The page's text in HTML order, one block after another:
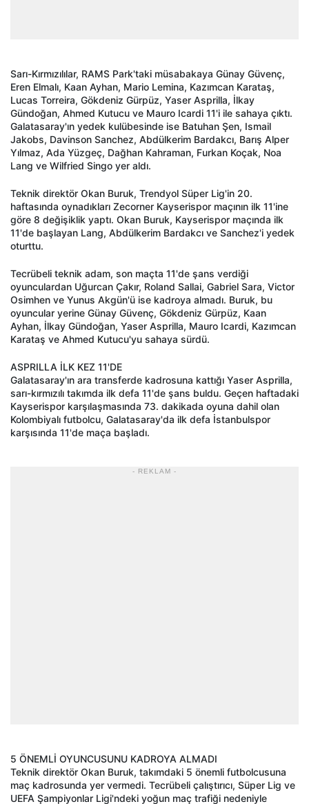
Sarı-Kırmızılılar, RAMS Park'taki müsabakaya Günay Güvenç,
Eren Elmalı, Kaan Ayhan, Mario Lemina, Kazımcan Karataş,
Lucas Torreira, Gökdeniz Gürpüz, Yaser Asprilla, İlkay
Gündoğan, Ahmed Kutucu ve Mauro Icardi 11'i ile sahaya çıktı.
Galatasaray'ın yedek kulübesinde ise Batuhan Şen, Ismail
Jakobs, Davinson Sanchez, Abdülkerim Bardakcı, Barış Alper
Yılmaz, Ada Yüzgeç, Dağhan Kahraman, Furkan Koçak, Noa
Lang ve Wilfried Singo yer aldı.
Teknik direktör Okan Buruk, Trendyol Süper Lig'in 20.
haftasında oynadıkları Zecorner Kayserispor maçının ilk 11'ine
göre 8 değişiklik yaptı. Okan Buruk, Kayserispor maçında ilk
11'de başlayan Lang, Abdülkerim Bardakcı ve Sanchez'i yedek
oturttu.
Tecrübeli teknik adam, son maçta 11'de şans verdiği
oyunculardan Uğurcan Çakır, Roland Sallai, Gabriel Sara, Victor
Osimhen ve Yunus Akgün'ü ise kadroya almadı. Buruk, bu
oyuncular yerine Günay Güvenç, Gökdeniz Gürpüz, Kaan
Ayhan, İlkay Gündoğan, Yaser Asprilla, Mauro Icardi, Kazımcan
Karataş ve Ahmed Kutucu'yu sahaya sürdü.
ASPRILLA İLK KEZ 11'DE
Galatasaray'ın ara transferde kadrosuna kattığı Yaser Asprilla,
sarı-kırmızılı takımda ilk defa 11'de şans buldu. Geçen haftadaki
Kayserispor karşılaşmasında 73. dakikada oyuna dahil olan
Kolombiyalı futbolcu, Galatasaray'da ilk defa İstanbulspor
karşısında 11'de maça başladı.
- REKLAM -
5 ÖNEMLİ OYUNCUSUNU KADROYA ALMADI
Teknik direktör Okan Buruk, takımdaki 5 önemli futbolcusuna
maç kadrosunda yer vermedi. Tecrübeli çalıştırıcı, Süper Lig ve
UEFA Şampiyonlar Ligi'ndeki yoğun maç trafiği nedeniyle